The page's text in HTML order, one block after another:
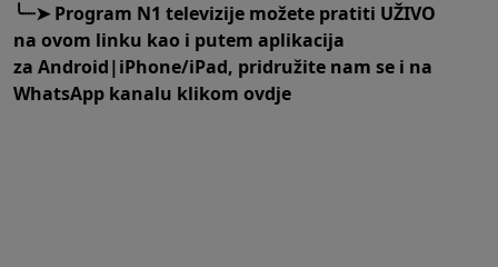
╰┈➤Program N1 televizije možete pratiti UŽIVO
na ovom linku kao i putem aplikacija
za Android|iPhone/iPad, pridružite nam se i na
WhatsApp kanalu klikom ovdje